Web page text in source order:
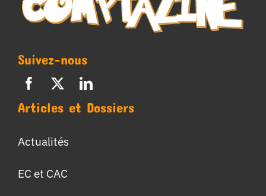
Suivez-nous
Articles et Dossiers
Actualités
EC et CAC